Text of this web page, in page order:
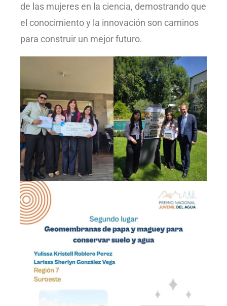
de las mujeres en la ciencia, demostrando que
el conocimiento y la innovación son caminos
para construir un mejor futuro.